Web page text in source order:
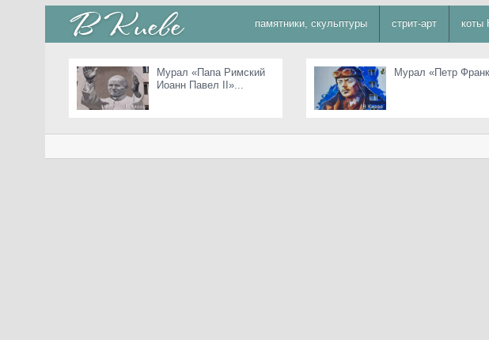
памятники, скульптуры стрит-арт коты
Мурал «Папа Римский
Иоанн Павел II»...
Мурал «Петр